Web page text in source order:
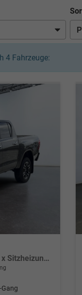
4Fahrzeuge:
Executive Double Cab 4x4 AHK 360° 4 x Sitzheizung 18 Zoll